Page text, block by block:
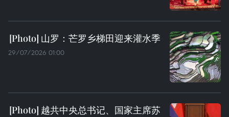
山罗：芒罗乡梯田迎来灌水季
29/07/2026 01:00
越共中央总书记、国家主席苏